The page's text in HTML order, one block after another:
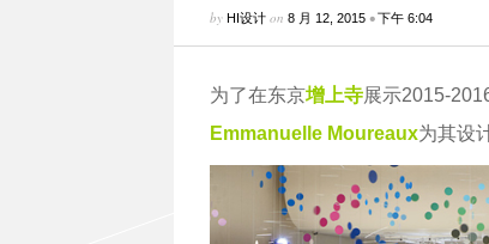
by HI设计on 8 月 12, 2015•下午 6:04
为了在东京增上寺展示2015-
Emmanuelle Moureaux为其设